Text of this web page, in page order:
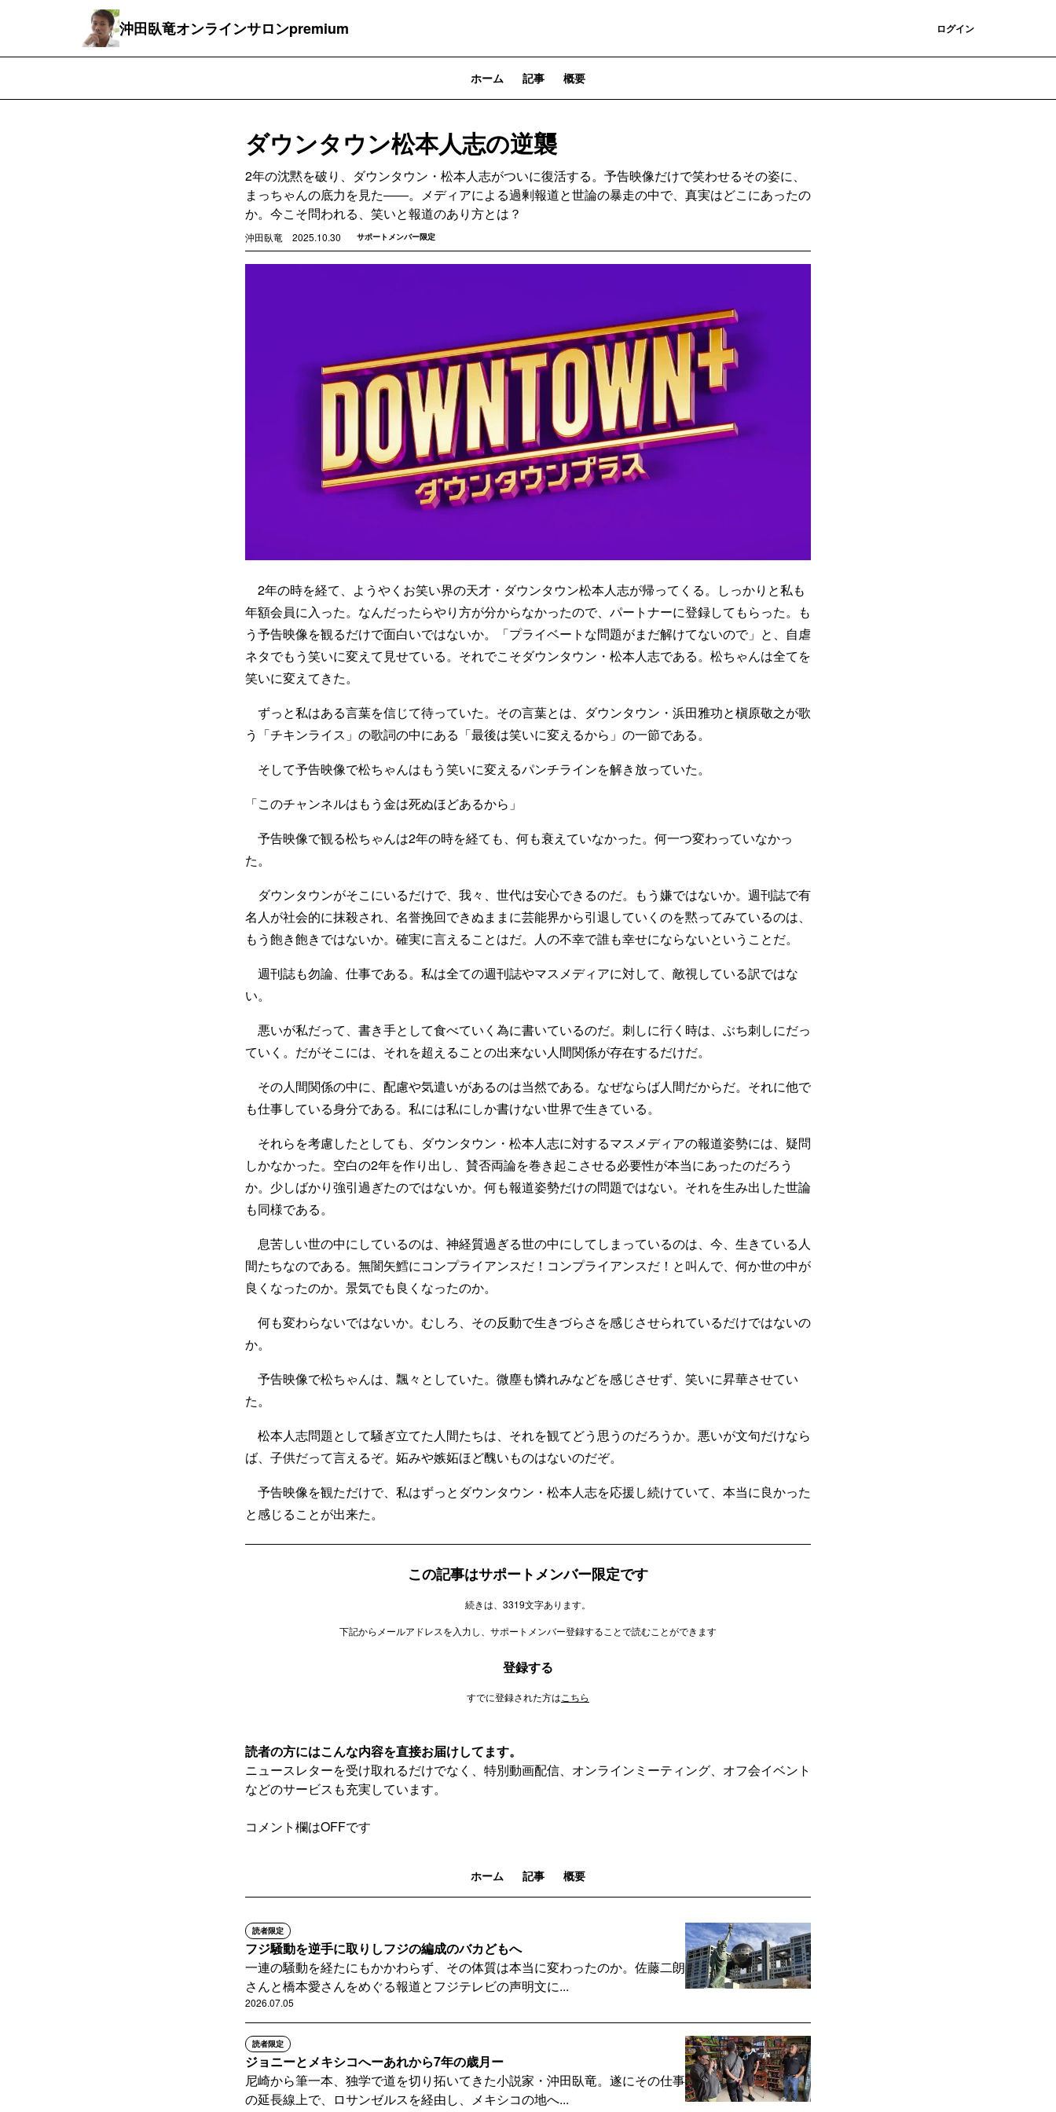
沖田臥竜オンラインサロンpremium ログイン
ホーム 記事 概要
ダウンタウン松本人志の逆襲
2年の沈黙を破り、ダウンタウン・松本人志がついに復活する。予告映像だけで笑わせるその姿に、
まっちゃんの底力を見た――。メディアによる過剰報道と世論の暴走の中で、真実はどこにあったの
か。今こそ問われる、笑いと報道のあり方とは？
沖田臥竜 2025.10.30 サポートメンバー限定
2年の時を経て、ようやくお笑い界の天才・ダウンタウン松本人志が帰ってくる。しっかりと私も
年額会員に入った。なんだったらやり方が分からなかったので、パートナーに登録してもらった。も
う予告映像を観るだけで面白いではないか。「プライベートな問題がまだ解けてないので」と、自虐
ネタでもう笑いに変えて見せている。それでこそダウンタウン・松本人志である。松ちゃんは全てを
笑いに変えてきた。
ずっと私はある言葉を信じて待っていた。その言葉とは、ダウンタウン・浜田雅功と槇原敬之が歌
う「チキンライス」の歌詞の中にある「最後は笑いに変えるから」の一節である。
そして予告映像で松ちゃんはもう笑いに変えるパンチラインを解き放っていた。
「このチャンネルはもう金は死ぬほどあるから」
予告映像で観る松ちゃんは2年の時を経ても、何も衰えていなかった。何一つ変わっていなかっ
た。
ダウンタウンがそこにいるだけで、我々、世代は安心できるのだ。もう嫌ではないか。週刊誌で有
名人が社会的に抹殺され、名誉挽回できぬままに芸能界から引退していくのを黙ってみているのは、
もう飽き飽きではないか。確実に言えることはだ。人の不幸で誰も幸せにならないということだ。
週刊誌も勿論、仕事である。私は全ての週刊誌やマスメディアに対して、敵視している訳ではな
い。
悪いが私だって、書き手として食べていく為に書いているのだ。刺しに行く時は、ぶち刺しにだっ
ていく。だがそこには、それを超えることの出来ない人間関係が存在するだけだ。
その人間関係の中に、配慮や気遣いがあるのは当然である。なぜならば人間だからだ。それに他で
も仕事している身分である。私には私にしか書けない世界で生きている。
それらを考慮したとしても、ダウンタウン・松本人志に対するマスメディアの報道姿勢には、疑問
しかなかった。空白の2年を作り出し、賛否両論を巻き起こさせる必要性が本当にあったのだろう
か。少しばかり強引過ぎたのではないか。何も報道姿勢だけの問題ではない。それを生み出した世論
も同様である。
息苦しい世の中にしているのは、神経質過ぎる世の中にしてしまっているのは、今、生きている人
間たちなのである。無闇矢鱈にコンプライアンスだ！コンプライアンスだ！と叫んで、何か世の中が
良くなったのか。景気でも良くなったのか。
何も変わらないではないか。むしろ、その反動で生きづらさを感じさせられているだけではないの
か。
予告映像で松ちゃんは、飄々としていた。微塵も憐れみなどを感じさせず、笑いに昇華させてい
た。
松本人志問題として騒ぎ立てた人間たちは、それを観てどう思うのだろうか。悪いが文句だけなら
ば、子供だって言えるぞ。妬みや嫉妬ほど醜いものはないのだぞ。
予告映像を観ただけで、私はずっとダウンタウン・松本人志を応援し続けていて、本当に良かった
と感じることが出来た。
この記事はサポートメンバー限定です
続きは、3319文字あります。
下記からメールアドレスを入力し、サポートメンバー登録することで読むことができます
登録する
すでに登録された方は こちら
読者の方にはこんな内容を直接お届けしてます。
ニュースレターを受け取れるだけでなく、特別動画配信、オンラインミーティング、オフ会イベント
などのサービスも充実しています。
コメント欄はOFFです
ホーム 記事 概要
読者限定
フジ騒動を逆手に取りしフジの編成のバカどもへ
一連の騒動を経たにもかかわらず、その体質は本当に変わったのか。佐藤二朗
さんと橋本愛さんをめぐる報道とフジテレビの声明文に...
2026.07.05
読者限定
ジョニーとメキシコへーあれから7年の歳月ー
尼崎から筆一本、独学で道を切り拓いてきた小説家・沖田臥竜。遂にその仕事
の延長線上で、ロサンゼルスを経由し、メキシコの地へ...